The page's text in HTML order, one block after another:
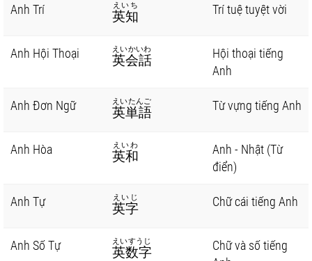
Anh Trí 英知
えいち Trí tuệ tuyệt vời
Anh Hội Thoại 英会話
えいかいわ
Hội thoại tiếng
Anh
Anh Đơn Ngữ 英単語
えいたんご Từ vựng tiếng Anh
Anh Hòa 英和
えいわ
Anh - Nhật (Từ
điển)
Anh Tự 英字
えいじ Chữ cái tiếng Anh
Anh Số Tự 英数字
えいすうじ
Chữ và số tiếng